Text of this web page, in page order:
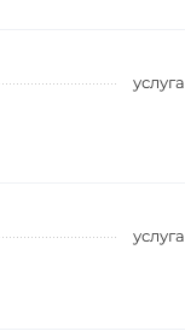
услуга
услуга